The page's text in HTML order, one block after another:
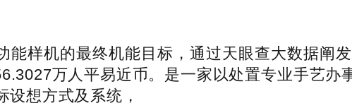
样机的最终机能目标，通过天眼查大数据阐
万人平易近币。是一家以处置专业手艺办
想方式及系统，